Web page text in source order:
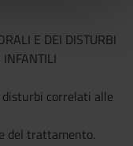
dei dati web,
combinarle
o che hanno
E DEI DISTURBI
disturbi correlati alle
del trattamento.